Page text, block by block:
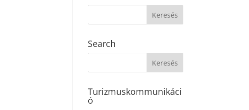
Search
Turizmuskommunikáci
ó